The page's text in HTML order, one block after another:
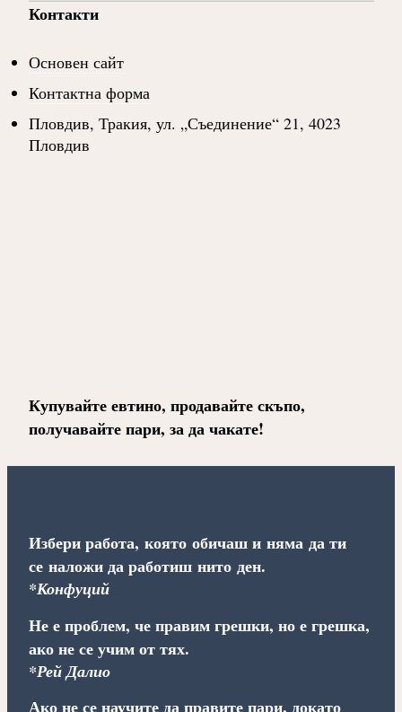
Контакти
Основен сайт
Контактна форма
Пловдив, Тракия, ул. „Съединение“ 21, 4023
Пловдив
Купувайте евтино, продавайте скъпо,
получавайте пари, за да чакате!
Избери работа, която обичаш и няма да ти
се наложи да работиш нито ден.
*Конфуций
Не е проблем, че правим грешки, но е грешка,
ако не се учим от тях.
*Рей Далио
Ако не се научите да правите пари, докато